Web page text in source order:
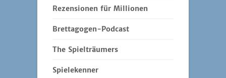
Rezensionen für Millionen
Brettagogen-Podcast
The Spielträumers
Spielekenner